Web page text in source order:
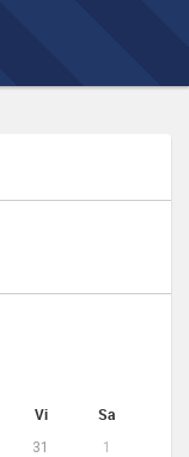
Vi Sa
31
1